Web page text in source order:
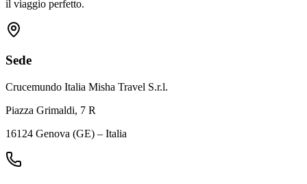
il viaggio perfetto.
Sede
Crucemundo Italia Misha Travel S.r.l.
Piazza Grimaldi, 7 R
16124 Genova (GE) – Italia